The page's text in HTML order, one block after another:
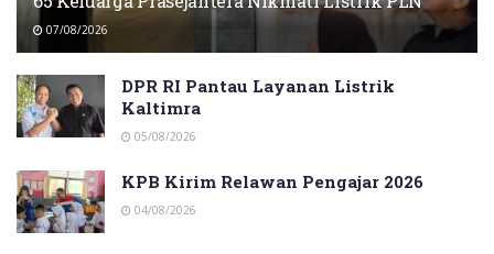
07/08/2026
DPR RI Pantau Layanan Listrik
Kaltimra
05/08/2026
KPB Kirim Relawan Pengajar 2026
04/08/2026